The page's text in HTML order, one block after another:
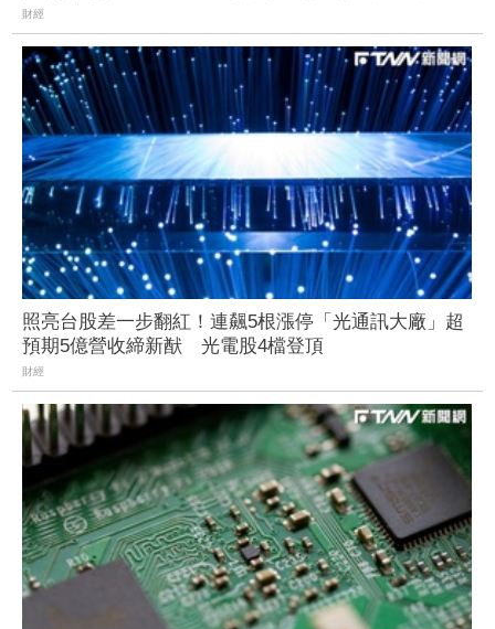
矚
財經
照亮台股差一步翻紅！連飆5根漲停「光通訊大廠」超
預期5億營收締新猷 光電股4檔登頂
財經